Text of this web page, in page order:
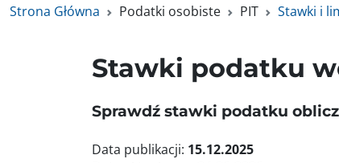
Strona Główna Podatki osobiste PIT Stawki i
Stawki podatku
Sprawdź stawki podatku
Data publikacji: 15.12.2025